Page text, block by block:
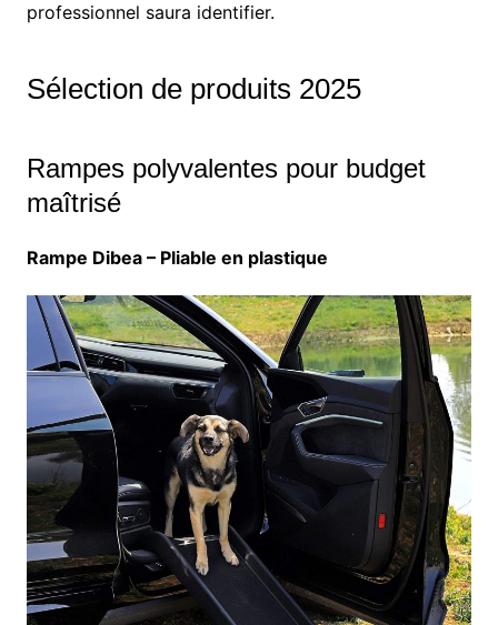
professionnel saura identifier.
Sélection de produits 2025
Rampes polyvalentes pour budget
maîtrisé
Rampe Dibea – Pliable en plastique